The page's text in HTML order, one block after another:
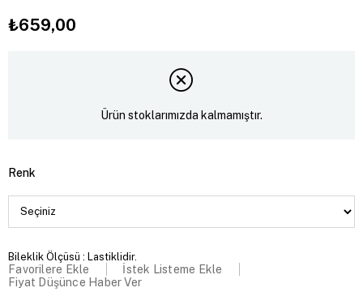
₺659,00
Ürün stoklarımızda kalmamıştır.
Renk
Bileklik Ölçüsü : Lastiklidir.
Favorilere Ekle
İstek Listeme Ekle
Fiyat Düşünce Haber Ver